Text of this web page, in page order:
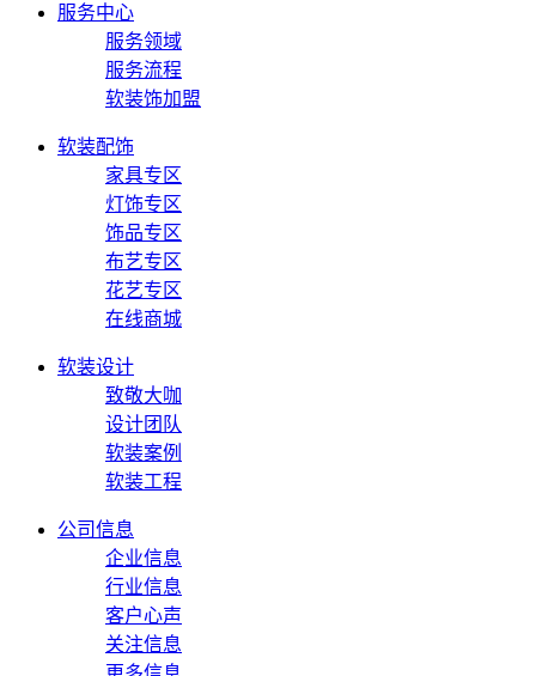
服务中心
服务领域
服务流程
软装饰加盟
软装配饰
家具专区
灯饰专区
饰品专区
布艺专区
花艺专区
在线商城
软装设计
致敬大咖
设计团队
软装案例
软装工程
公司信息
企业信息
行业信息
客户心声
关注信息